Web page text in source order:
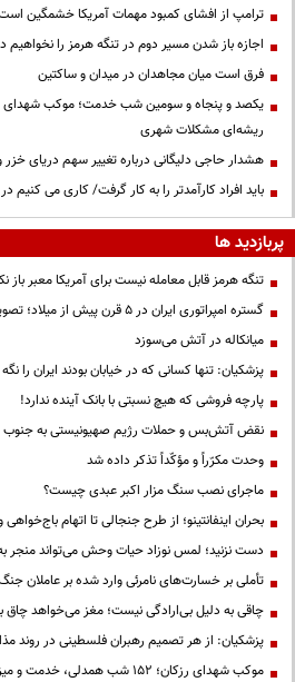
ترامپ از افشای کمبود مهمات آمریکا خشمگین
اجازه باز شدن مسیر دوم در تنگه هرمز را نخواهیم
فرق است میان مجاهدان در میدان و ساکتین
یکصد و پنجاه و سومین شب خدمت؛ موکب شهدای
ریشه‌ای مشکلات شهری
هشدار حاجی دلیگانی درباره تغییر سهم دریای خزر
باید افراد کارآمدتر را به کار گرفت/ کاری می
پربازدید ها
تنگه هرمز قابل معامله نیست برای آمریکا معبر باز
گستره امپراتوری ایران در ۵ قرن پیش از میلاد؛ تصویری از ایران ۲۵ قرن پیش
میانکاله در آتش می‌سوزد
پزشکیان: تنها کسانی که در خیابان بودند ایران را
پارچه فروشی که هیچ نسبتی با بانک آینده ندارد!
نقض آتش‌بس و حملات رژیم صهیونیستی به جنوب
وحدت مکرّراً و مؤکّداً تذکر داده شد
ماجرای نصب سنگ مزار اکبر عبدی چیست؟
بحران اینفانتینو؛ از طرح جنجالی تا اتهام باج‌خواهی
دست نزنید؛ لمس نوزاد حیات وحش می‌تواند منجر
تأملی بر خسارت‌های نامرئی وارد شده بر عاملان جنگ
چاقی به دلیل بی‌ارادگی نیست؛ مغز می‌خواهد چاق
پزشکیان: از هر تصمیم رهبران فلسطینی در روند
موکب شهدای رزکان؛ ۱۵۲ شب همدلی، خدمت و میزبانی از مردم ولایت‌مدار شهریار